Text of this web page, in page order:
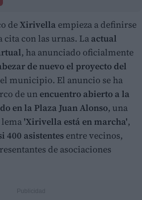
deXirivella empieza a definirse
cita con las urnas. La actual
, ha anunciado oficialmente
de nuevo el proyecto del
municipio. El anuncio se ha
de unencuentro abierto a la
en la Plaza Juan Alonso, una
'Xirivella está en marcha',
400 asistentesentre vecinos,
de asociaciones